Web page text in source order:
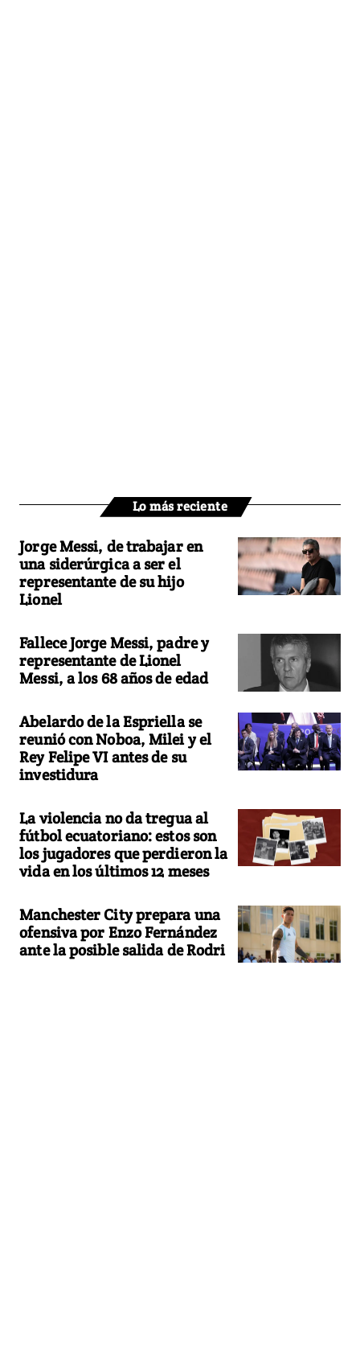
Lo más reciente
Jorge Messi, de trabajar en
una siderúrgica a ser el
representante de su hijo
Lionel
Fallece Jorge Messi, padre y
representante de Lionel
Messi, a los 68 años de edad
Abelardo de la Espriella se
reunió con Noboa, Milei y el
Rey Felipe VI antes de su
investidura
La violencia no da tregua al
fútbol ecuatoriano: estos son
los jugadores que perdieron la
vida en los últimos 12 meses
Manchester City prepara una
ofensiva por Enzo Fernández
ante la posible salida de Rodri